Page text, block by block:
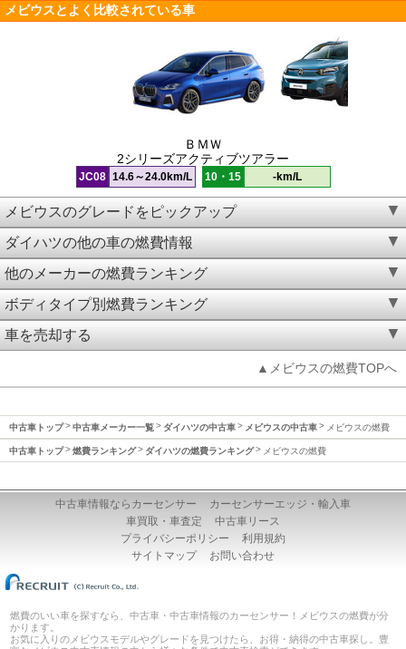
メビウスとよく比較されている車
ＢＭＷ
2シリーズアクティブツアラー
JC08 14.6～24.0km/L 10・15 -km/L
メビウスのグレードをピックアップ
ダイハツの他の車の燃費情報
他のメーカーの燃費ランキング
ボディタイプ別燃費ランキング
車を売却する
▲メビウスの燃費TOPへ
中古車トップ 中古車メーカー一覧 ダイハツの中古車 メビウスの中古車 メビウスの燃費
中古車トップ 燃費ランキング ダイハツの燃費ランキング メビウスの燃費
中古車情報ならカーセンサー
カーセンサーエッジ・輸入車
車買取・車査定
中古車リース
プライバシーポリシー
利用規約
サイトマップ
お問い合わせ
燃費のいい車を探すなら、中古車・中古車情報のカーセンサー！メビウスの燃費が分
かります。
お気に入りのメビウスモデルやグレードを見つけたら、お得・納得の中古車探し。豊